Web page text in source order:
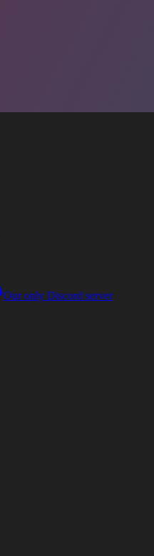
Our only Discord server